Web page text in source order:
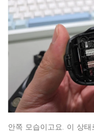
안쪽 모습이고요. 이 상